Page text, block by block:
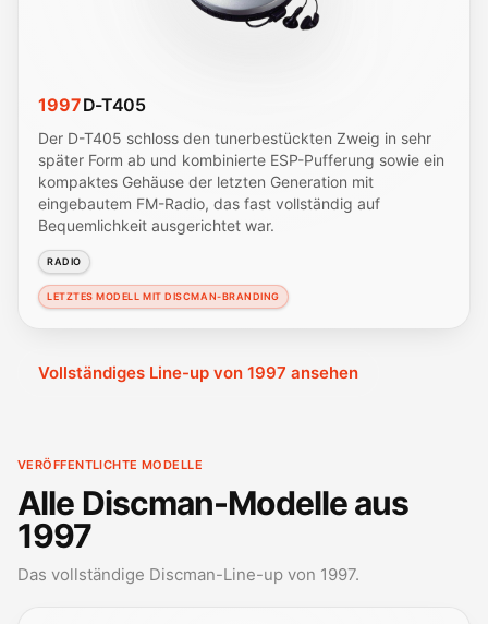
1997D-T405
Der D-T405 schloss den tunerbestückten Zweig in sehr
später Form ab und kombinierte ESP-Pufferung sowie ein
kompaktes Gehäuse der letzten Generation mit
eingebautem FM-Radio, das fast vollständig auf
Bequemlichkeit ausgerichtet war.
RADIO
LETZTES MODELL MIT DISCMAN-BRANDING
Vollständiges Line-up von 1997 ansehen
VERÖFFENTLICHTE MODELLE
Alle Discman-Modelle aus
1997
Das vollständige Discman-Line-up von 1997.